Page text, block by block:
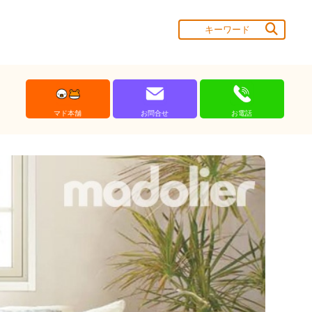
マド本舗 お問合せ お電話